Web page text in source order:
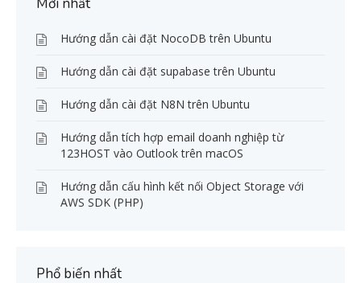
Hướng dẫn cài đặt NocoDB trên Ubuntu
Hướng dẫn cài đặt supabase trên Ubuntu
Hướng dẫn cài đặt N8N trên Ubuntu
Hướng dẫn tích hợp email doanh nghiệp từ
123HOST vào Outlook trên macOS
Hướng dẫn cấu hình kết nối Object Storage với
AWS SDK (PHP)
Phổ biến nhất